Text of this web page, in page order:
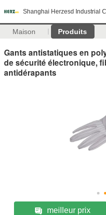
Shanghai Herzesd Industrial
Maison Produits
Gants antistatiques en
de sécurité électronique,
antidérapants
meilleur prix